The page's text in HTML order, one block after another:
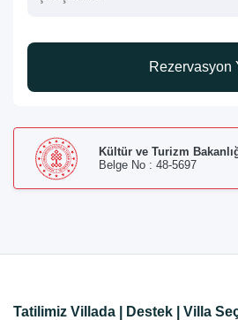
Rezervasyon
Kültür ve Turizm
Belge No : 48-5697
Tatilimiz Villada | Destek | Villa